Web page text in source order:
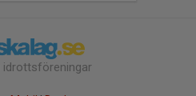
idrottsföreningar